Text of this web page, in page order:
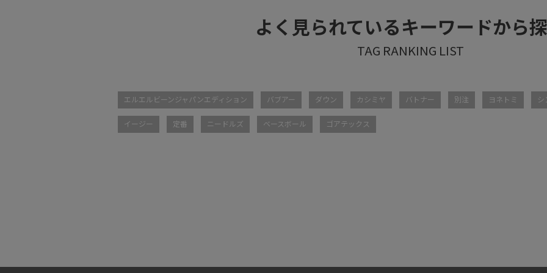
よく見られているキーワードから
エルエルビーンジャパンエディション バブアー ダウン カシミヤ バトナー 別注 ヨネトミ シ
イージー 定番 ニードルズ ベースボール ゴアテックス